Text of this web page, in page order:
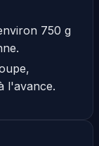
750 g
l'avance.